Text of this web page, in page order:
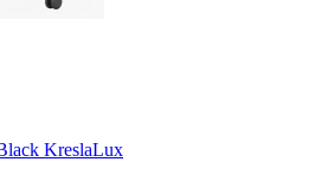
KreslaLux